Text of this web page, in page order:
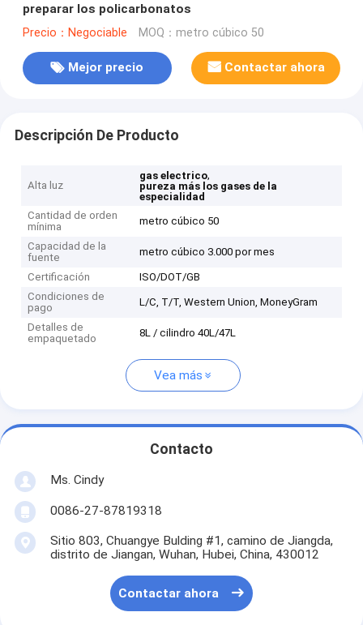
preparar los policarbonatos
Precio：Negociable MOQ：metro cúbico 50
Mejor precio Contactar ahora
Descripción De Producto
Alta luz
gas electrico,
pureza más los gases de la
especialidad
Cantidad de orden
mínima
metro cúbico 50
Capacidad de la
fuente
metro cúbico 3.000 por mes
Certificación
ISO/DOT/GB
Condiciones de
pago
L/C, T/T, Western Union, MoneyGram
Detalles de
empaquetado
8L / cilindro 40L/47L
Vea más
Contacto
Ms. Cindy
0086-27-87819318
Sitio 803, Chuangye Bulding #1, camino de Jiangda,
distrito de Jiangan, Wuhan, Hubei, China, 430012
Contactar ahora